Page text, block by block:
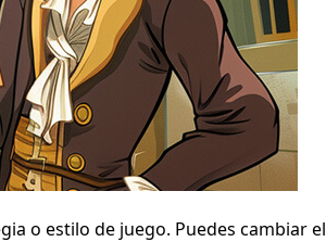
o estilo de juego. Puedes cambiar el